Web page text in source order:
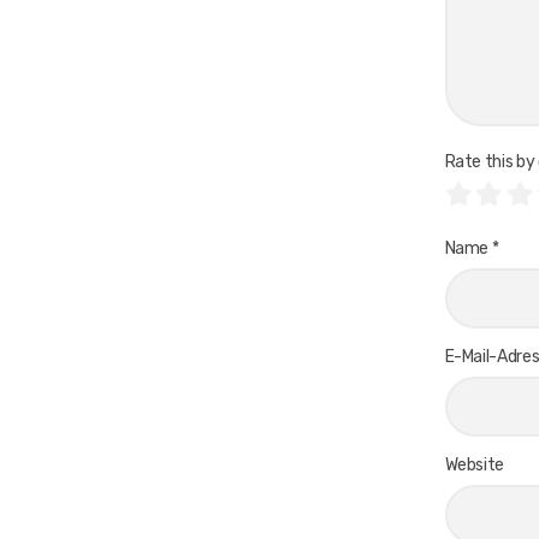
Rate this by
Name *
E-Mail-
Website